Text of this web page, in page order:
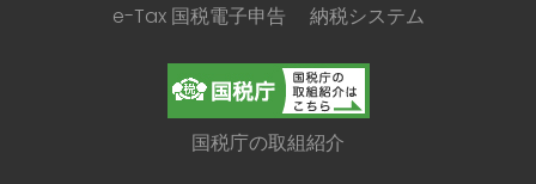
e-Tax 国税電子申告 納税システム
国税庁の取組紹介